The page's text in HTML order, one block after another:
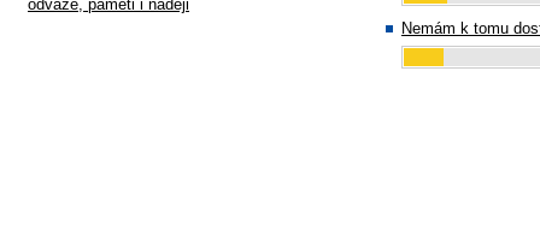
odvaze, paměti i naději
Nemám k tomu